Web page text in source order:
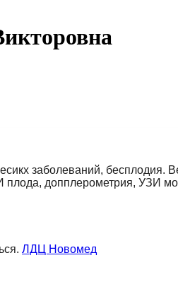
заболеваний,
плода, допплерометрия, УЗИ
ЛДЦ Новомед